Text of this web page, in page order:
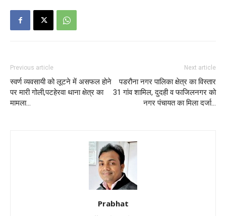
Previous article
स्वर्ण व्यवसायी को लूटने में असफल होने
पर मारी गोली,पटहेरवा थाना क्षेत्र का
मामला…
Next article
पडरौना नगर पालिका क्षेत्र का विस्तार
31 गांव शामिल, दुदही व फाजिलनगर को
नगर पंचायत का मिला दर्जा…
Prabhat